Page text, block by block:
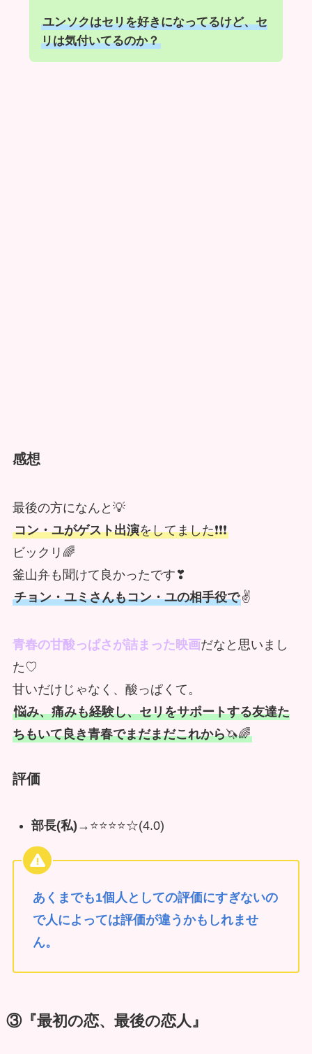
ユンソクはセリを好きになってるけど、セ
リは気付いてるのか？
感想
最後の方になんと💡
コン・ユがゲスト出演をしてました❗❗❗
ビックリ🌈
釜山弁も聞けて良かったです❣
チョン・ユミさんもコン・ユの相手役で✌
青春の甘酸っぱさが詰まった映画だなと思いまし
た♡
甘いだけじゃなく、酸っぱくて。
悩み、痛みも経験し、セリをサポートする友達た
ちもいて良き青春でまだまだこれから🦄🌈
評価
部長(私)→ ⭐️⭐️⭐️⭐️☆(4.0)
あくまでも1個人としての評価にすぎないの
で人によっては評価が違うかもしれませ
ん。
③『最初の恋、最後の恋人』